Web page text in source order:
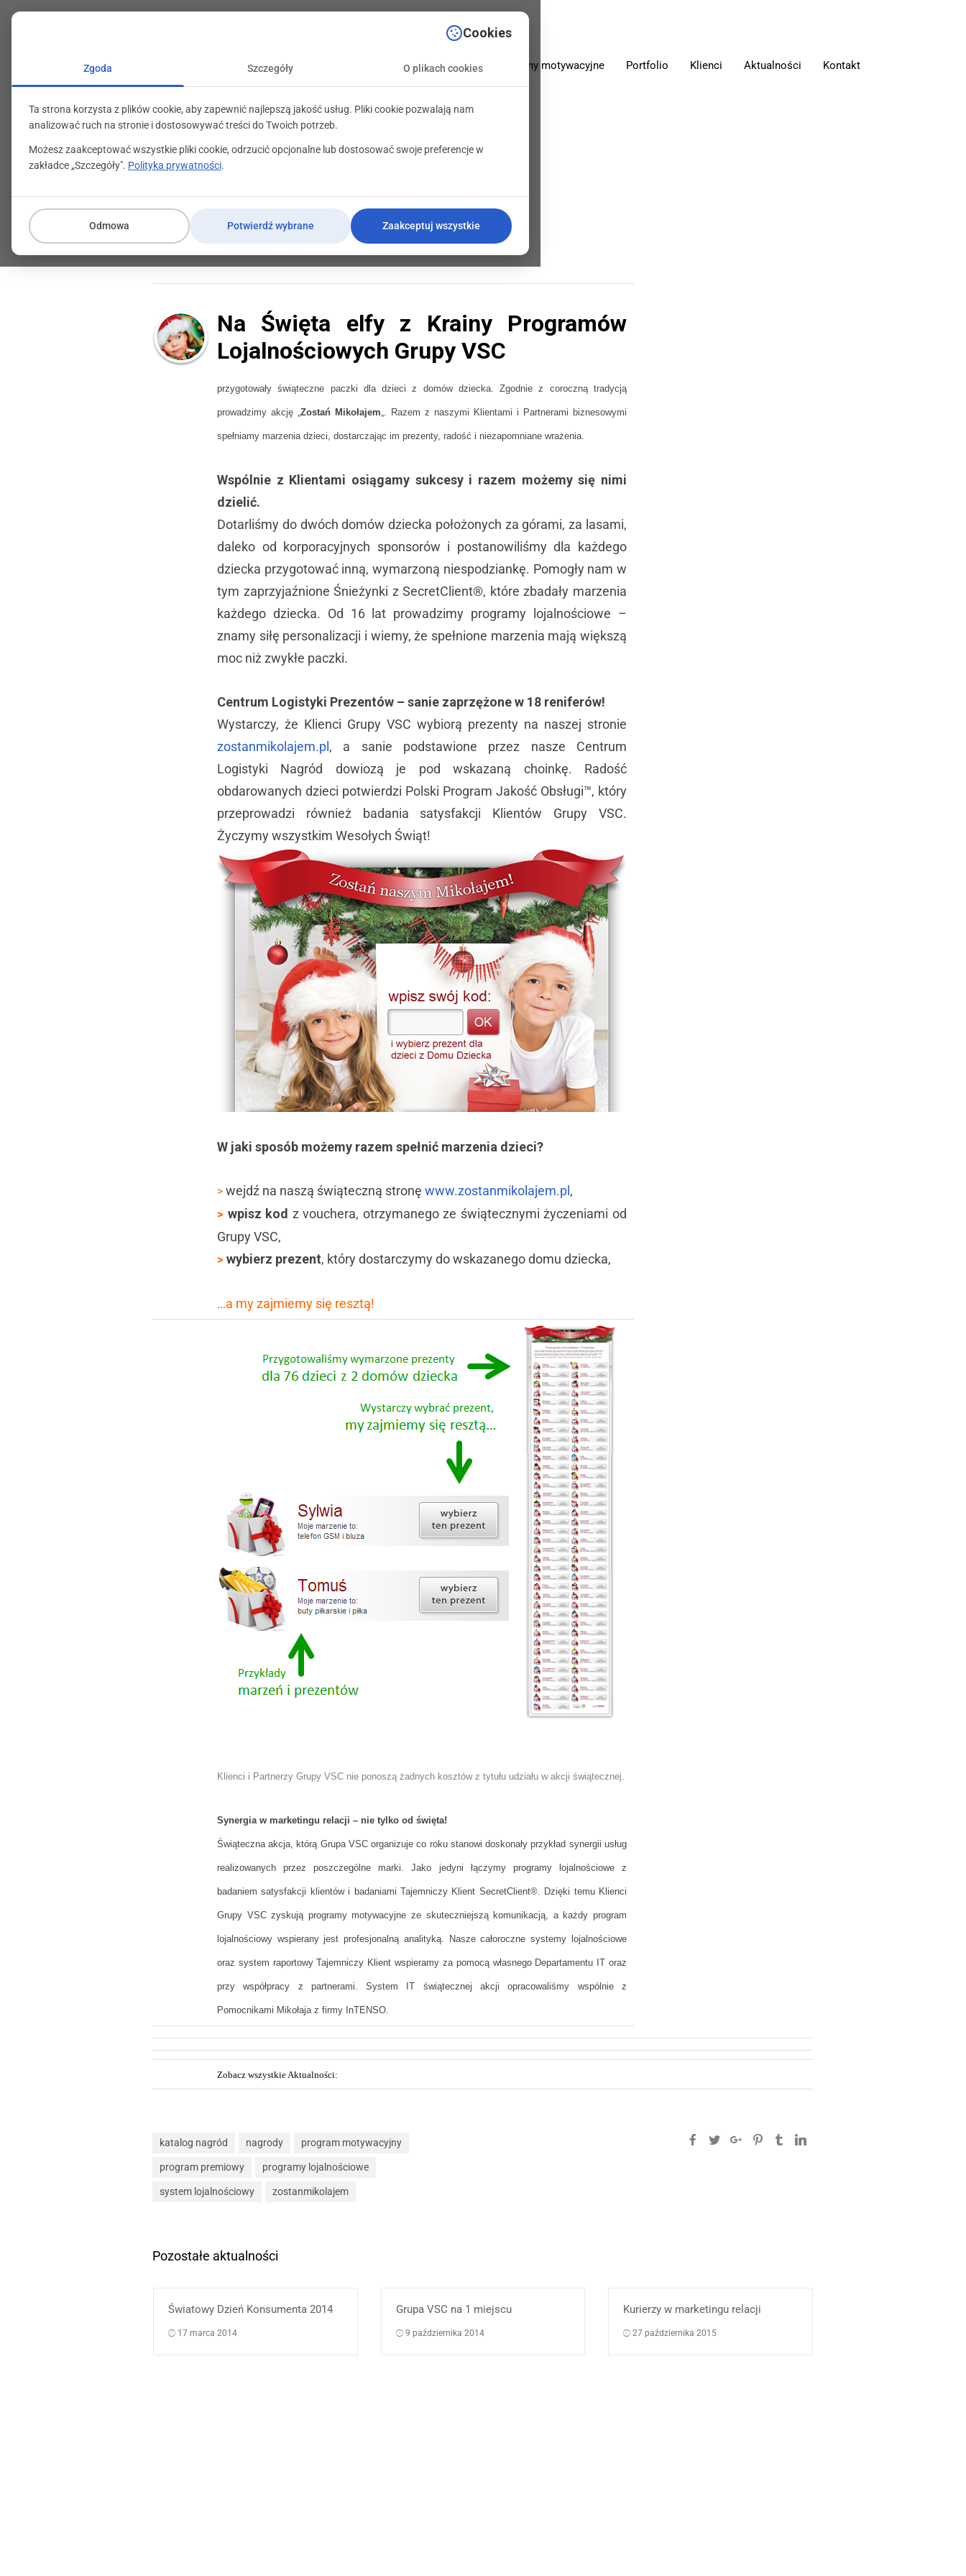
O firmie Oferta Programy motywacyjne Portfolio Klienci Aktualności Kontakt
Razem pomagamy dzieciom
10 grudnia 2013
Na Święta elfy z Krainy Programów
Lojalnościowych Grupy VSC
przygotowały świąteczne paczki dla dzieci z domów dziecka. Zgodnie z coroczną tradycją
prowadzimy akcję „Zostań Mikołajem„. Razem z naszymi Klientami i Partnerami biznesowymi
spełniamy marzenia dzieci, dostarczając im prezenty, radość i niezapomniane wrażenia.
Wspólnie z Klientami osiągamy sukcesy i razem możemy się nimi
dzielić.
Dotarliśmy do dwóch domów dziecka położonych za górami, za lasami,
daleko od korporacyjnych sponsorów i postanowiliśmy dla każdego
dziecka przygotować inną, wymarzoną niespodziankę. Pomogły nam w
tym zaprzyjaźnione Śnieżynki z SecretClient®, które zbadały marzenia
każdego dziecka. Od 16 lat prowadzimy programy lojalnościowe –
znamy siłę personalizacji i wiemy, że spełnione marzenia mają większą
moc niż zwykłe paczki.
Centrum Logistyki Prezentów – sanie zaprzężone w 18 reniferów!
Wystarczy, że Klienci Grupy VSC wybiorą prezenty na naszej stronie
zostanmikolajem.pl , a sanie podstawione przez nasze Centrum
Logistyki Nagród dowiozą je pod wskazaną choinkę. Radość
obdarowanych dzieci potwierdzi Polski Program Jakość Obsługi™, który
przeprowadzi również badania satysfakcji Klientów Grupy VSC.
Życzymy wszystkim Wesołych Świąt!
W jaki sposób możemy razem spełnić marzenia dzieci?
>wejdź na naszą świąteczną stronę www.zostanmikolajem.pl ,
> wpisz kod z vouchera, otrzymanego ze świątecznymi życzeniami od
Grupy VSC,
> wybierz prezent, który dostarczymy do wskazanego domu dziecka,
…a my zajmiemy się resztą!
Klienci i Partnerzy Grupy VSC nie ponoszą żadnych kosztów z tytułu udziału w akcji świątecznej.
Synergia w marketingu relacji – nie tylko od święta!
Świąteczna akcja, którą Grupa VSC organizuje co roku stanowi doskonały przykład synergii usług
realizowanych przez poszczególne marki. Jako jedyni łączymy programy lojalnościowe z
badaniem satysfakcji klientów i badaniami Tajemniczy Klient SecretClient®. Dzięki temu Klienci
Grupy VSC zyskują programy motywacyjne ze skuteczniejszą komunikacją, a każdy program
lojalnościowy wspierany jest profesjonalną analityką. Nasze całoroczne systemy lojalnościowe
oraz system raportowy Tajemniczy Klient wspieramy za pomocą własnego Departamentu IT oraz
przy współpracy z partnerami. System IT świątecznej akcji opracowaliśmy wspólnie z
Pomocnikami Mikołaja z firmy InTENSO.
Zobacz wszystkie Aktualności:
katalog nagród nagrody program motywacyjny
program premiowy programy lojalnościowe
system lojalnościowy zostanmikolajem
Pozostałe aktualności
Światowy Dzień Konsumenta 2014
17 marca 2014
Grupa VSC na 1 miejscu
9 października 2014
Kurierzy w marketingu relacji
27 października 2015
Cookies
Zgoda Szczegóły O plikach cookies
Ta strona korzysta z plików cookie, aby zapewnić najlepszą jakość usług. Pliki cookie pozwalają nam
analizować ruch na stronie i dostosowywać treści do Twoich potrzeb.
Możesz zaakceptować wszystkie pliki cookie, odrzucić opcjonalne lub dostosować swoje preferencje w
zakładce „Szczegóły". Polityka prywatności.
Odmowa Potwierdź wybrane Zaakceptuj wszystkie